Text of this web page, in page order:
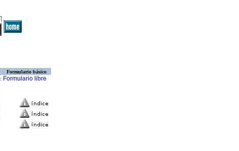
Formulario básico
Formulario libre